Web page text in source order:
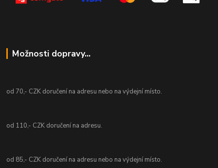
Možnosti dopravy...
od 70,- CZK doručení na adresu nebo na výdejní místo.
od 110,- CZK doručení na adresu.
od 85,- CZK doručení na adresu nebo na výdejní místo.